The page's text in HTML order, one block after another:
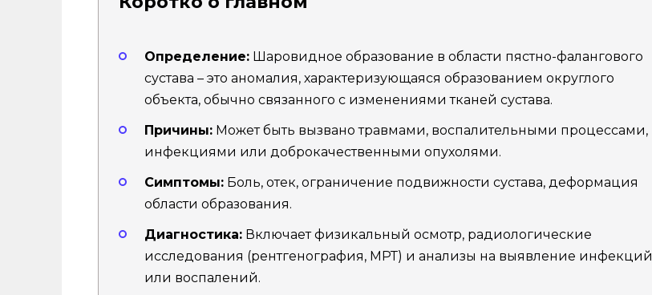
Определение: Шаровидное образование в области пястно-фалангового
сустава – это аномалия, характеризующаяся образованием округлого
объекта, обычно связанного с изменениями тканей сустава.
Причины: Может быть вызвано травмами, воспалительными процессами,
инфекциями или доброкачественными опухолями.
Симптомы: Боль, отек, ограничение подвижности сустава, деформация
области образования.
Диагностика: Включает физикальный осмотр, радиологические
исследования (рентгенография, МРТ) и анализы на выявление инфекций
или воспалений.